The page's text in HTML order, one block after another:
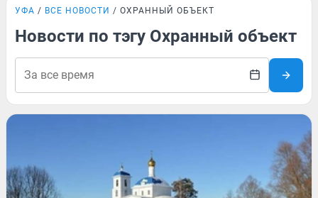
УФА ВСЕ НОВОСТИ ОХРАННЫЙ ОБЪЕКТ
Новости по тэгу Охранный объект